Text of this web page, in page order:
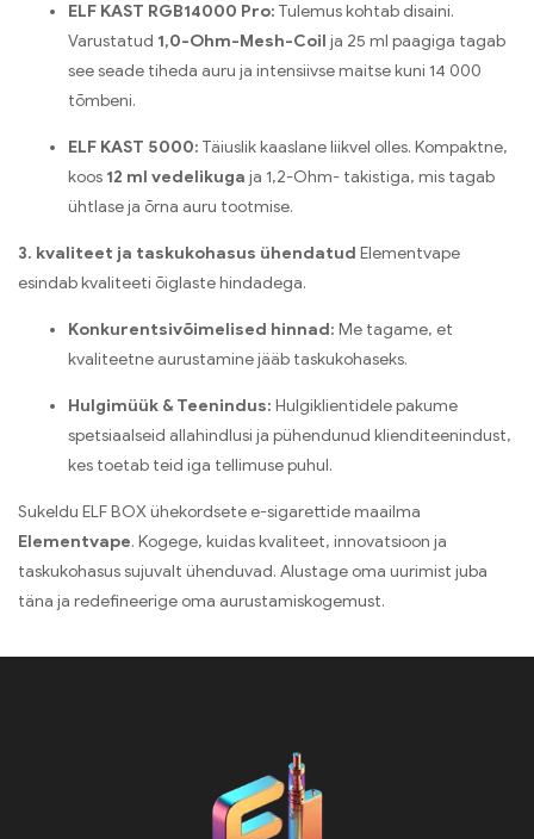
ELF KAST RGB14000 Pro: Tulemus kohtab disaini.
Varustatud 1,0-Ohm-Mesh-Coil ja 25 ml paagiga tagab
see seade tiheda auru ja intensiivse maitse kuni 14 000
tõmbeni.
ELF KAST 5000: Täiuslik kaaslane liikvel olles. Kompaktne,
koos 12 ml vedelikuga ja 1,2-Ohm- takistiga, mis tagab
ühtlase ja õrna auru tootmise.
3. kvaliteet ja taskukohasus ühendatud Elementvape
esindab kvaliteeti õiglaste hindadega.
Konkurentsivõimelised hinnad: Me tagame, et
kvaliteetne aurustamine jääb taskukohaseks.
Hulgimüük & Teenindus: Hulgiklientidele pakume
spetsiaalseid allahindlusi ja pühendunud klienditeenindust,
kes toetab teid iga tellimuse puhul.
Sukeldu ELF BOX ühekordsete e-sigarettide maailma
Elementvape. Kogege, kuidas kvaliteet, innovatsioon ja
taskukohasus sujuvalt ühenduvad. Alustage oma uurimist juba
täna ja redefineerige oma aurustamiskogemust.